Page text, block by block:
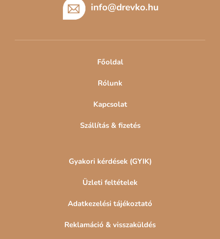
info@drevko.hu
Főoldal
Rólunk
Kapcsolat
Szállítás & fizetés
Gyakori kérdések (GYIK)
Üzleti feltételek
Adatkezelési tájékoztató
Reklamáció & visszaküldés